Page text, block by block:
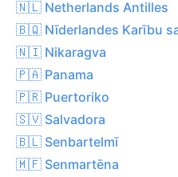
🇳🇱 Netherlands Antilles
🇧🇶 Nīderlandes Karību
🇳🇮 Nikaragva
🇵🇦 Panama
🇵🇷 Puertoriko
🇸🇻 Salvadora
🇧🇱 Senbartelmī
🇲🇫 Senmartēna